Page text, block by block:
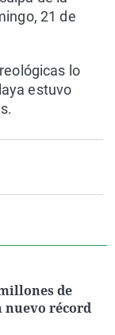
21 de
lo
estuvo
de
nuevo récord